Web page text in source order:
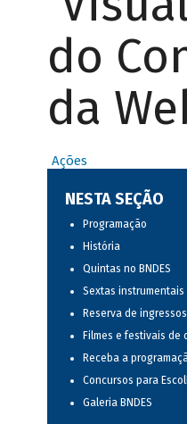
do
da
Ações
NESTA SEÇÃO
Programação
História
Quintas no BNDES
Sextas instrumentais
Reserva de ingressos
Filmes e festivais de
Receba a
Concursos para
Galeria BNDES